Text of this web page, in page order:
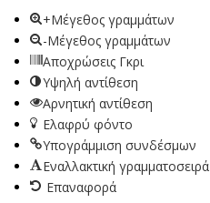
+Μέγεθος γραμμάτων
-Μέγεθος γραμμάτων
Αποχρώσεις Γκρι
Υψηλή αντίθεση
Αρνητική αντίθεση
Ελαφρύ φόντο
Υπογράμμιση συνδέσμων
Εναλλακτική γραμματοσειρά
Επαναφορά